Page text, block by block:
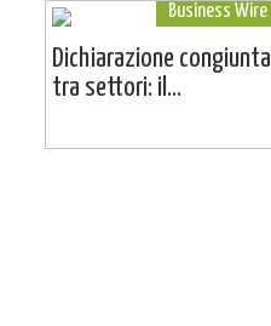
Business Wire
Dichiarazione congiunta
tra settori: il...